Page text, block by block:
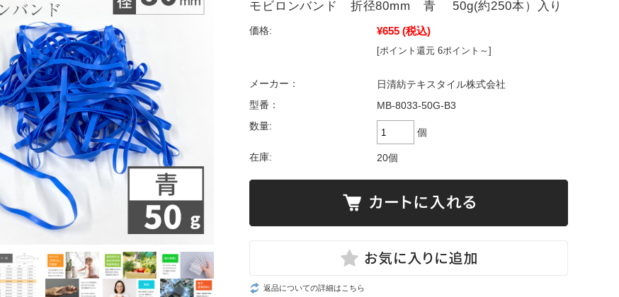
モビロンバンド 折径80mm 青 50g(約250本）入り
価格: ¥655 (税込)
[ポイント還元 6ポイント～]
メーカー：
日清紡テキスタイル株式会社
型番：
MB-8033-50G-B3
数量:
個
在庫: 20個
返品についての詳細はこちら